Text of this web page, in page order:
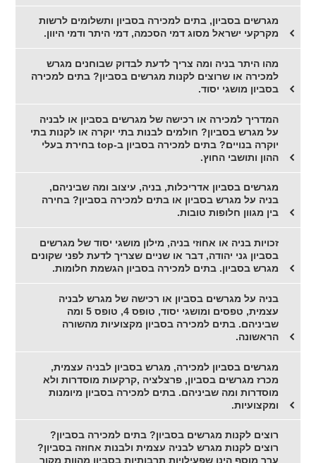
מגרשים בסביון, בתים למכירה בסביון ותשלומים לרשות
מקרקעי ישראל מסוג דמי הסכמה, דמי היתר ודמי היוון.
מהו היתר בניה ומה צריך לדעת לבדוק שבוחנים מגרש
למכירה או שרוצים לקנות מגרשים בסביון? בתים למכירה
בסביון מושגי יסוד.
המדריך למכירה או רכישה של מגרשים בסביון או לבניה
על מגרש בסביון? חולמים לבנות בתי יוקרה או לקנות בתי
יוקרה בנויים? בתים למכירה בסביון ב-top בחירת בעלי
ההון ותושבי החוץ.
מגרשים בסביון אדריכלות, בניה, עיצוב ומה שביניהם,
בניה על מגרש בסביון או בתים למכירה בסביון? בחירה
בין מגוון חלופות טובות.
זכויות בניה או אחוזי בניה, מילון מושגי יסוד של מגרשים
בסביון גני יהודה, דבר או שניים שצריך לדעת לפני שקונים
מגרש בסביון. בתים למכירה בסביון הגשמת חלומות.
בניה על מגרשים בסביון או רכישה של מגרש לבניה
עצמית, טפסים ומושגי יסוד, טופס 4, טופס 5 ומה
שביניהם. בתים למכירה בסביון מקצועיות מהשורה
הראשונה.
מגרשים בסביון למכירה, מגרש בסביון לבניה עצמית,
מכרז מגרשים בסביון, פרצלציה ,קרקעות מוסדרות ולא
מוסדרות ומה שביניהם. בתים למכירה בסביון מיומנות
ומקצועיות.
רוצים לקנות מגרשים בסביון? בתים למכירה בסביון?
רוצים לקנות מגרש לבניה עצמית ולבנות אחוזה בסביון?
ערך מוסף הינו שפעילויות תרבותיות בסביון מהוות מקור